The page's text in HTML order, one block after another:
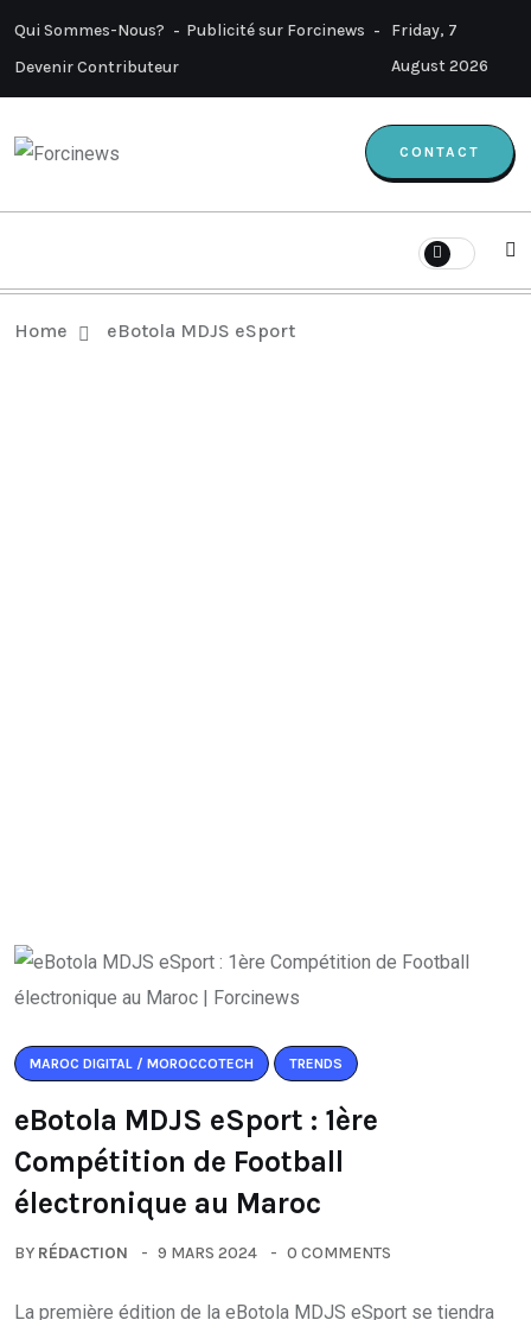
Qui Sommes-Nous?
Publicité sur Forcinews
Devenir Contributeur
Friday, 7
August 2026
CONTACT
Home eBotola MDJS eSport
MAROC DIGITAL / MOROCCOTECH TRENDS
eBotola MDJS eSport : 1ère
Compétition de Football
électronique au Maroc
BY RÉDACTION 9 MARS 2024 0 COMMENTS
La première édition de la eBotola MDJS eSport se tiendra